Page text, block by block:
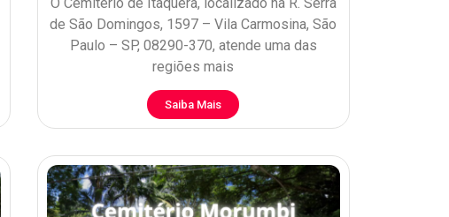
de São Domingos, 1597 – Vila Carmosina, São
Paulo – SP, 08290-370, atende uma das
regiões mais
Saiba Mais